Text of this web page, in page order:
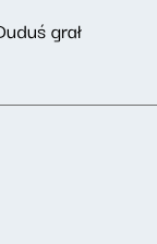
grał